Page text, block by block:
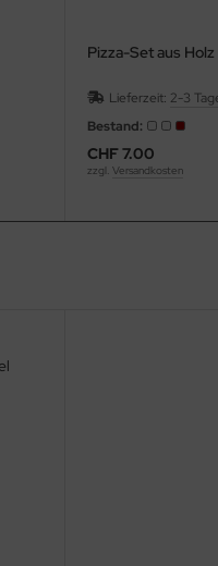
Pizza-Set aus Holz
Lieferzeit: 2-3
Bestand:
CHF 7.00
zzgl.Versandkosten